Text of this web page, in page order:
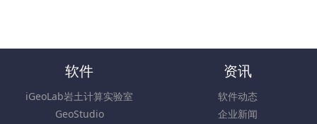
软件
iGeoLab岩土计算实验室
GeoStudio
资讯
软件动态
企业新闻